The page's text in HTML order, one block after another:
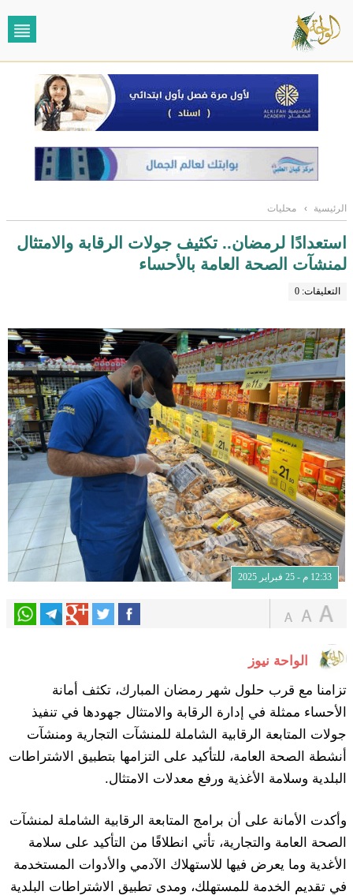
الرئيسية › محليات
استعدادًا لرمضان.. تكثيف جولات الرقابة والامتثال
لمنشآت الصحة العامة بالأحساء
التعليقات: 0
12:33 م - 25 فبراير 2025
الواحة نيوز
تزامنا مع قرب حلول شهر رمضان المبارك، تكثف أمانة
الأحساء ممثلة في إدارة الرقابة والامتثال جهودها في تنفيذ
جولات المتابعة الرقابية الشاملة للمنشآت التجارية ومنشآت
أنشطة الصحة العامة، للتأكيد على التزامها بتطبيق الاشتراطات
البلدية وسلامة الأغذية ورفع معدلات الامتثال.
وأكدت الأمانة على أن برامج المتابعة الرقابية الشاملة لمنشآت
الصحة العامة والتجارية، تأتي انطلاقًا من التأكيد على سلامة
الأغدية وما يعرض فيها للاستهلاك الآدمي والأدوات المستخدمة
في تقديم الخدمة للمستهلك، ومدى تطبيق الاشتراطات البلدية